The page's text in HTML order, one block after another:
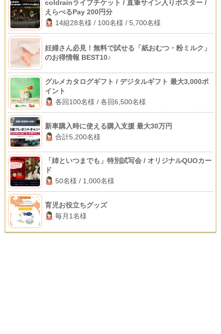
coldrainライブチケット / 直筆サイン入りポスター /
えらべるPay 200円分
14組28名様 / 100名様 / 5,700名様
妊婦さん必見！無料で試せる「紙おむつ・粉ミルク」
のお得情報 BEST10♪
グルメカタログギフト / デジタルギフト 最大3,000ポ
イント
各回100名様 / 各回6,500名様
新車購入時に使える購入支援 最大30万円
合計5,200名様
「姉といつまでも」特別試写会 / オリジナルQUOカー
ド
50名様 / 1,000名様
育児お役立ちグッズ
毎月1名様